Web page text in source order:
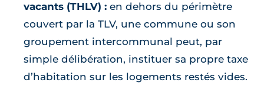
vacants (THLV) : en dehors du périmètre
couvert par la TLV, une commune ou son
groupement intercommunal peut, par
simple délibération, instituer sa propre taxe
d’habitation sur les logements restés vides.